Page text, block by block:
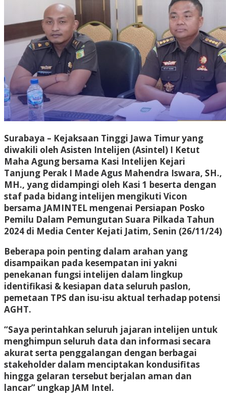
Surabaya – Kejaksaan Tinggi Jawa Timur yang
diwakili oleh Asisten Intelijen (Asintel) I Ketut
Maha Agung bersama Kasi Intelijen Kejari
Tanjung Perak I Made Agus Mahendra Iswara, SH.,
MH., yang didampingi oleh Kasi 1 beserta dengan
staf pada bidang intelijen mengikuti Vicon
bersama JAMINTEL mengenai Persiapan Posko
Pemilu Dalam Pemungutan Suara Pilkada Tahun
2024 di Media Center Kejati Jatim, Senin (26/11/24)
Beberapa poin penting dalam arahan yang
disampaikan pada kesempatan ini yakni
penekanan fungsi intelijen dalam lingkup
identifikasi & kesiapan data seluruh paslon,
pemetaan TPS dan isu-isu aktual terhadap potensi
AGHT.
“Saya perintahkan seluruh jajaran intelijen untuk
menghimpun seluruh data dan informasi secara
akurat serta penggalangan dengan berbagai
stakeholder dalam menciptakan kondusifitas
hingga gelaran tersebut berjalan aman dan
lancar” ungkap JAM Intel.